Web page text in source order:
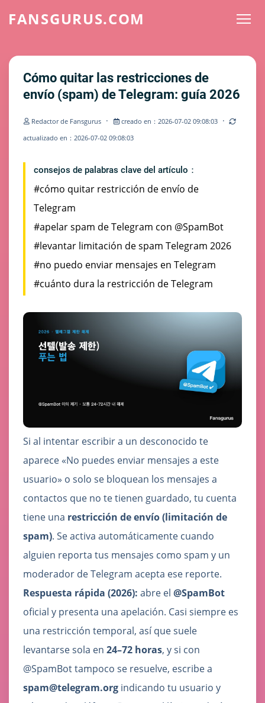
FANSGURUS.COM
Cómo quitar las restricciones de
envío (spam) de Telegram: guía 2026
Redactor de Fansgurus · creado en：2026-07-02 09:08:03 ·
actualizado en：2026-07-02 09:08:03
consejos de palabras clave del artículo：
#cómo quitar restricción de envío de
Telegram
#apelar spam de Telegram con @SpamBot
#levantar limitación de spam Telegram 2026
#no puedo enviar mensajes en Telegram
#cuánto dura la restricción de Telegram
Si al intentar escribir a un desconocido te
aparece «No puedes enviar mensajes a este
usuario» o solo se bloquean los mensajes a
contactos que no te tienen guardado, tu cuenta
tiene una restricción de envío (limitación de
spam). Se activa automáticamente cuando
alguien reporta tus mensajes como spam y un
moderador de Telegram acepta ese reporte.
Respuesta rápida (2026): abre el @SpamBot
oficial y presenta una apelación. Casi siempre es
una restricción temporal, así que suele
levantarse sola en 24–72 horas, y si con
@SpamBot tampoco se resuelve, escribe a
spam@telegram.org indicando tu usuario y